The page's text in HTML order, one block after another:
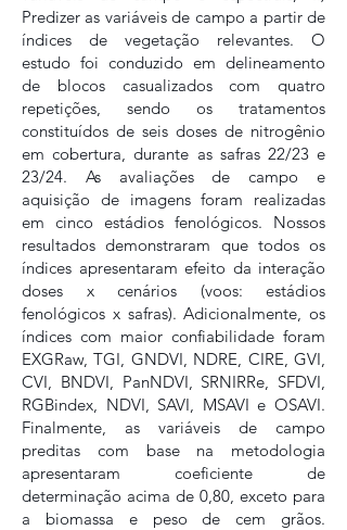
Predizer as variáveis de campo a partir de
índices de vegetação relevantes. O
estudo foi conduzido em delineamento
de blocos casualizados com quatro
repetições, sendo os tratamentos
constituídos de seis doses de nitrogênio
em cobertura, durante as safras 22/23 e
23/24. As avaliações de campo e
aquisição de imagens foram realizadas
em cinco estádios fenológicos. Nossos
resultados demonstraram que todos os
índices apresentaram efeito da interação
doses x cenários (voos: estádios
fenológicos x safras). Adicionalmente, os
índices com maior confiabilidade foram
EXGRaw, TGI, GNDVI, NDRE, CIRE, GVI,
CVI, BNDVI, PanNDVI, SRNIRRe, SFDVI,
RGBindex, NDVI, SAVI, MSAVI e OSAVI.
Finalmente, as variáveis de campo
preditas com base na metodologia
apresentaram coeficiente de
determinação acima de 0,80, exceto para
a biomassa e peso de cem grãos.